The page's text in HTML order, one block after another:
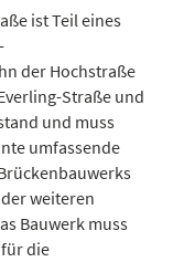
ist Teil eines
der Hochstraße
Straße und
und muss
umfassende
weiteren
Bauwerk muss
die